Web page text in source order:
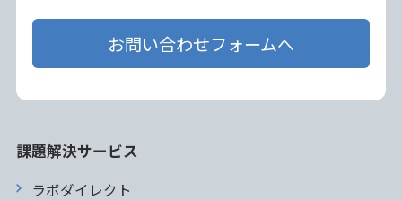
お問い合わせフォームへ
課題解決サービス
ラボダイレクト